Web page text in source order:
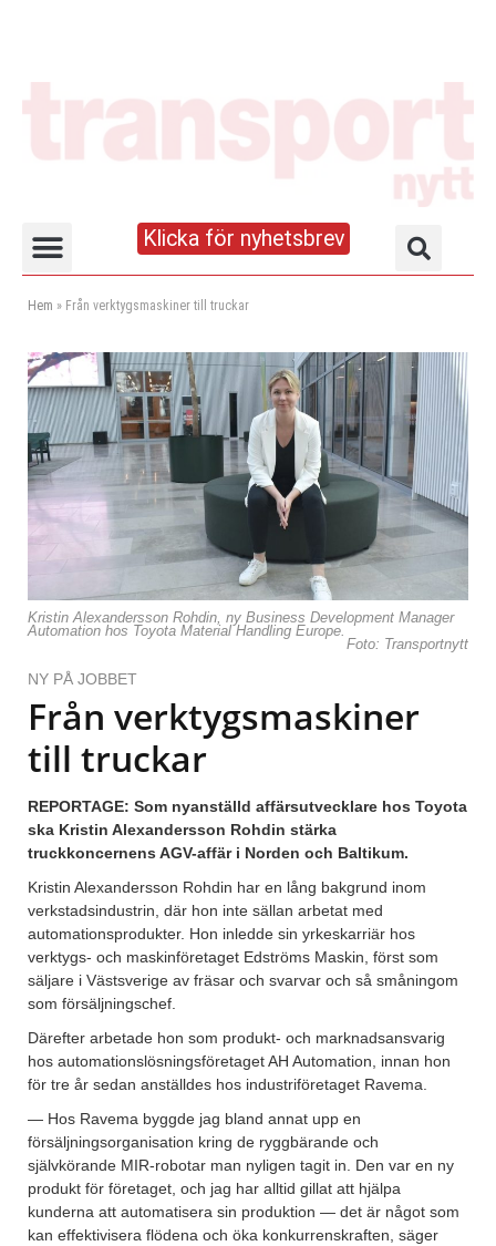
Klicka för nyhetsbrev
Hem » Från verktygsmaskiner till truckar
Kristin Alexandersson Rohdin, ny Business Development Manager
Automation hos Toyota Material Handling Europe.
Foto: Transportnytt
NY PÅ JOBBET
Från verktygsmaskiner
till truckar
REPORTAGE: Som nyanställd affärsutvecklare hos Toyota
ska Kristin Alexandersson Rohdin stärka
truckkoncernens AGV-affär i Norden och Baltikum.
Kristin Alexandersson Rohdin har en lång bakgrund inom
verkstadsindustrin, där hon inte sällan arbetat med
automationsprodukter. Hon inledde sin yrkeskarriär hos
verktygs- och maskinföretaget Edströms Maskin, först som
säljare i Västsverige av fräsar och svarvar och så småningom
som försäljningschef.
Därefter arbetade hon som produkt- och marknadsansvarig
hos automationslösningsföretaget AH Automation, innan hon
för tre år sedan anställdes hos industriföretaget Ravema.
— Hos Ravema byggde jag bland annat upp en
försäljningsorganisation kring de ryggbärande och
självkörande MIR-robotar man nyligen tagit in. Den var en ny
produkt för företaget, och jag har alltid gillat att hjälpa
kunderna att automatisera sin produktion — det är något som
kan effektivisera flödena och öka konkurrenskraften, säger